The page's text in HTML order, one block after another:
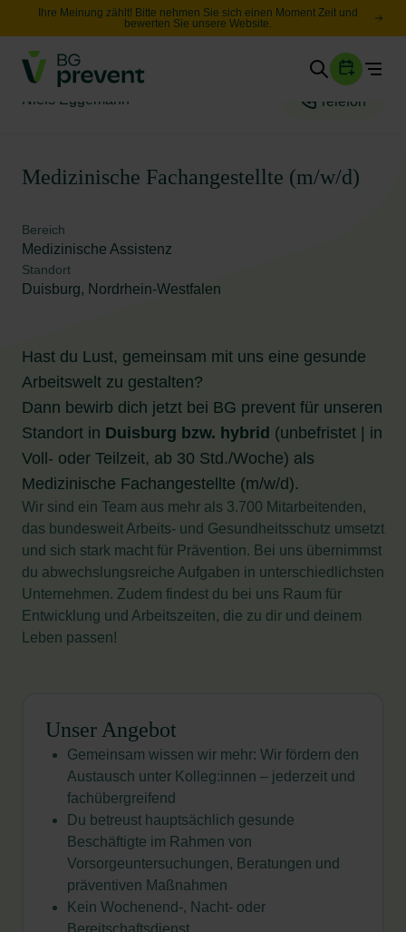
Ihre Meinung zählt! Bitte nehmen Sie sich einen Moment Zeit und
bewerten Sie unsere Website.
Gesundheit
Unternehmen
Wissen
Niels Eggemann Telefon
Medizinische Fachangestellte (m/w/d)
Bereich
Medizinische Assistenz
Standort
Duisburg, Nordrhein-Westfalen
Hast du Lust, gemeinsam mit uns eine gesunde
Arbeitswelt zu gestalten?
Dann bewirb dich jetzt bei BG prevent für unseren
Standort in Duisburg bzw. hybrid (unbefristet | in
Voll- oder Teilzeit, ab 30 Std./Woche) als
Medizinische Fachangestellte (m/w/d).
Wir sind ein Team aus mehr als 3.700 Mitarbeitenden,
das bundesweit Arbeits- und Gesundheitsschutz umsetzt
und sich stark macht für Prävention. Bei uns übernimmst
du abwechslungsreiche Aufgaben in unterschiedlichsten
Unternehmen. Zudem findest du bei uns Raum für
Entwicklung und Arbeitszeiten, die zu dir und deinem
Leben passen!
Unser Angebot
Gemeinsam wissen wir mehr: Wir fördern den
Austausch unter Kolleg:innen – jederzeit und
fachübergreifend
Du betreust hauptsächlich gesunde
Beschäftigte im Rahmen von
Vorsorgeuntersuchungen, Beratungen und
präventiven Maßnahmen
Kein Wochenend-, Nacht- oder
Bereitschaftsdienst